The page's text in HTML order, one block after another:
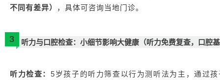
不同有差异）
，具体可咨询当地门诊。
3 听力与口腔检查：小细节影响大健康（听力免费复查，口腔
听力检查：5岁孩子的听力筛查以行为测听法为主，通过